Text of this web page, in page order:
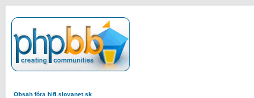
Obsah fóra hifi.slovanet.sk